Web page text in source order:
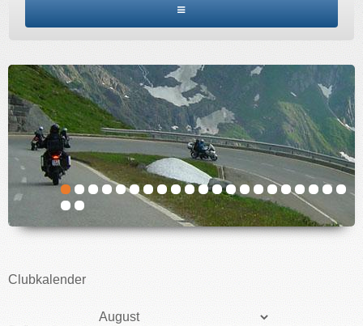
CLUBINFO
TERMINE
ACCESSORIES
KONTAKT
IMPRESSUM
Clubkalender
Monat